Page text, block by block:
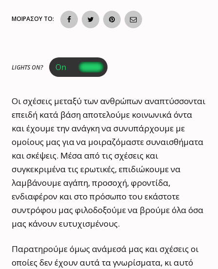
ΜΟΙΡΑΣΟΥ ΤΟ:
LIGHTS ON?
Οι σχέσεις μεταξύ των ανθρώπων αναπτύσσονται
επειδή κατά βάση αποτελούμε κοινωνικά όντα
και έχουμε την ανάγκη να συνυπάρχουμε με
ομοίους μας για να μοιραζόμαστε συναισθήματα
και σκέψεις. Μέσα από τις σχέσεις και
συγκεκριμένα τις ερωτικές, επιδιώκουμε να
λαμβάνουμε αγάπη, προσοχή, φροντίδα,
ενδιαφέρον και στο πρόσωπο του εκάστοτε
συντρόφου μας φιλοδοξούμε να βρούμε όλα όσα
μας κάνουν ευτυχισμένους.
Παρατηρούμε όμως ανάμεσά μας και σχέσεις οι
οποίες δεν έχουν αυτά τα γνωρίσματα, κι αυτό